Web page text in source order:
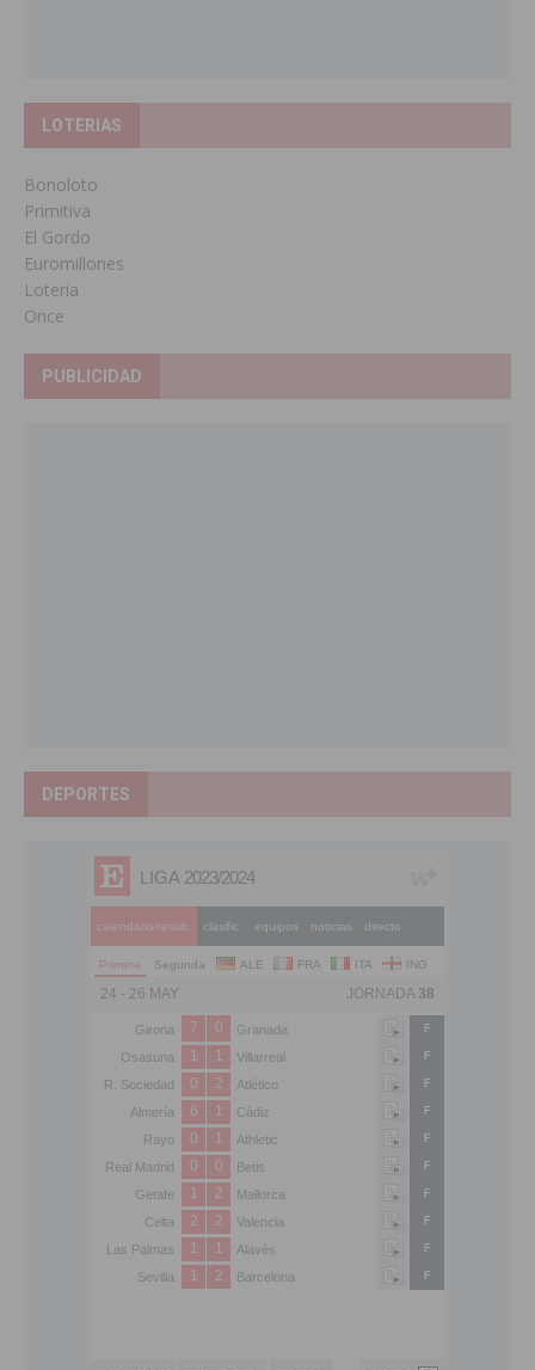
LOTERIAS
Bonoloto
Primitiva
El Gordo
Euromillones
Loteria
Once
PUBLICIDAD
DEPORTES